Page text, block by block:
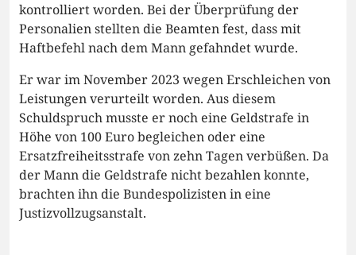
kontrolliert worden. Bei der Überprüfung der
Personalien stellten die Beamten fest, dass mit
Haftbefehl nach dem Mann gefahndet wurde.
Er war im November 2023 wegen Erschleichen von
Leistungen verurteilt worden. Aus diesem
Schuldspruch musste er noch eine Geldstrafe in
Höhe von 100 Euro begleichen oder eine
Ersatzfreiheitsstrafe von zehn Tagen verbüßen. Da
der Mann die Geldstrafe nicht bezahlen konnte,
brachten ihn die Bundespolizisten in eine
Justizvollzugsanstalt.